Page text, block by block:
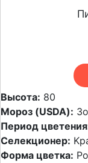
Высота: 80
Мороз (USDA):
Период
Селекционер:
Форма цветка: